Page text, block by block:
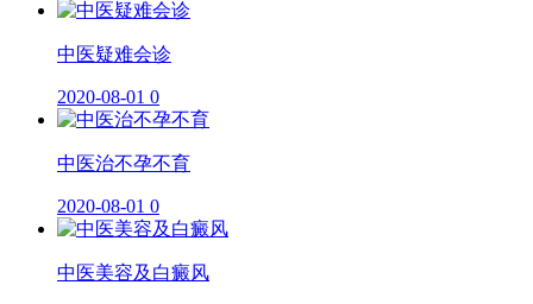
中医疑难会诊
2020-08-01 0
中医治不孕不育
2020-08-01 0
中医美容及白癜风